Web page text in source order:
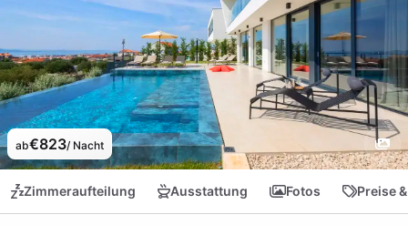
ab€823/ Nacht
Zimmeraufteilung Ausstattung Fotos Preise